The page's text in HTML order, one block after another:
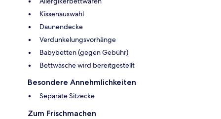
Kissenauswahl
Daunendecke
Verdunkelungsvorhänge
Babybetten (gegen Gebühr)
Bettwäsche wird bereitgestellt
Besondere Annehmlichkeiten
Separate Sitzecke
Zum Frischmachen